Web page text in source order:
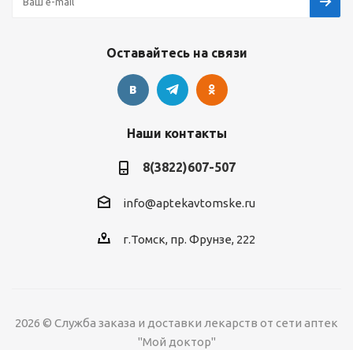
Оставайтесь на связи
Наши контакты
8(3822)607-507
info@aptekavtomske.ru
г.Томск, пр. Фрунзе, 222
2026 © Служба заказа и доставки лекарств от сети аптек
"Мой доктор"